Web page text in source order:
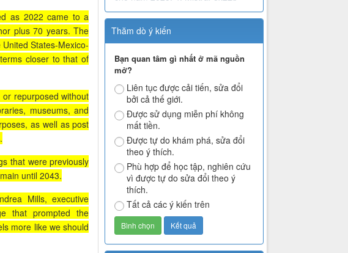
as 2022 came to a
plus 70 years. The
States-Mexico-
closer to that of
repurposed without
museums, and
as well as post
that were previously
until 2043.
Mills, executive
that prompted the
more like we should
Thăm dò ý kiến
Bạn quan tâm gì nhất ở mã nguồn
mở?
Liên tục được cải tiến, sửa đổi
bởi cả thế giới.
Được sử dụng miễn phí không
mất tiền.
Được tự do khám phá, sửa đổi
theo ý thích.
Phù hợp để học tập, nghiên cứu
vì được tự do sửa đổi theo ý
thích.
Tất cả các ý kiến trên